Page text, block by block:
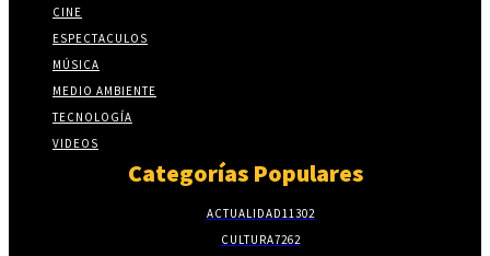
CINE
ESPECTACULOS
MÚSICA
MEDIO AMBIENTE
TECNOLOGÍA
VIDEOS
Categorías Populares
ACTUALIDAD11302
CULTURA7262